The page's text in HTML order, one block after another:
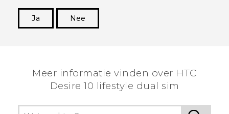
Ja
Nee
Meer informatie vinden over HTC
Desire 10 lifestyle dual sim